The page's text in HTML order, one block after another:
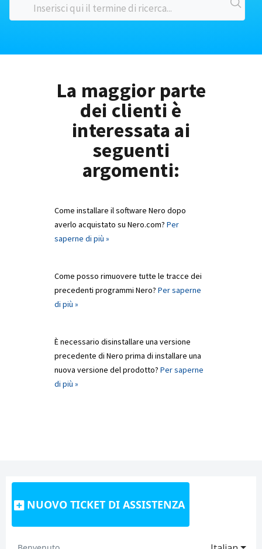
La maggior parte
dei clienti è
interessata ai
seguenti
argomenti:
Come installare il software Nero dopo
averlo acquistato su Nero.com? Per
saperne di più »
Come posso rimuovere tutte le tracce dei
precedenti programmi Nero? Per saperne
di più »
È necessario disinstallare una versione
precedente di Nero prima di installare una
nuova versione del prodotto? Per saperne
di più »
NUOVO TICKET DI ASSISTENZA